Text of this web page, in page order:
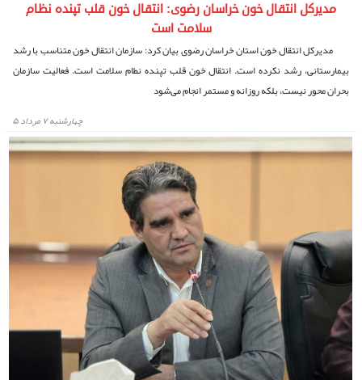
مدیرکل انتقال خون خراسان رضوی: انتقال خون قلب تپنده نظام
سلامت است
مدیرکل انتقال خون استان خراسان رضوی بیان کرد: سازمان انتقال خون متناسب با رشد
بیمارستانی، رشد نکرده است. انتقال خون قلب تپنده نطام سلامت است. فعالیت سازمان
بحران محور نیست، بلکه روزانه و مستمر انجام می‌شود
چهارشنبه ۷ مرداد ۵